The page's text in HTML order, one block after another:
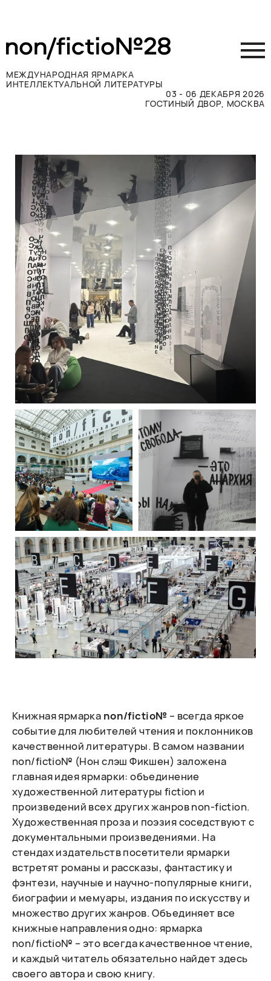
МЕЖДУНАРОДНАЯ ЯРМАРКА
ИНТЕЛЛЕКТУАЛЬНОЙ ЛИТЕРАТУРЫ
03 - 06 ДЕКАБРЯ 2026
ГОСТИНЫЙ ДВОР, МОСКВА
Участникам
Посетителям
Программа
Прессе
Конкурсы
Контакты
ВКОНТАКТЕ TELEGRAM
РУССКИЙ ENGLISH CHINESE
Книжная ярмарка non/fictio№ – всегда яркое
событие для любителей чтения и поклонников
качественной литературы. В самом названии
non/fictio№ (Нон слэш Фикшен) заложена
главная идея ярмарки: объединение
художественной литературы fiction и
произведений всех других жанров non-fiction.
Художественная проза и поэзия соседствуют с
документальными произведениями. На
стендах издательств посетители ярмарки
встретят романы и рассказы, фантастику и
фэнтези, научные и научно-популярные книги,
биографии и мемуары, издания по искусству и
множество других жанров. Объединяет все
книжные направления одно: ярмарка
non/fictio№ – это всегда качественное чтение,
и каждый читатель обязательно найдет здесь
своего автора и свою книгу.